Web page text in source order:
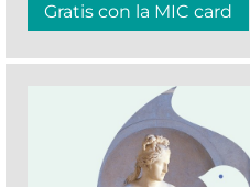
Gratis con la MIC card